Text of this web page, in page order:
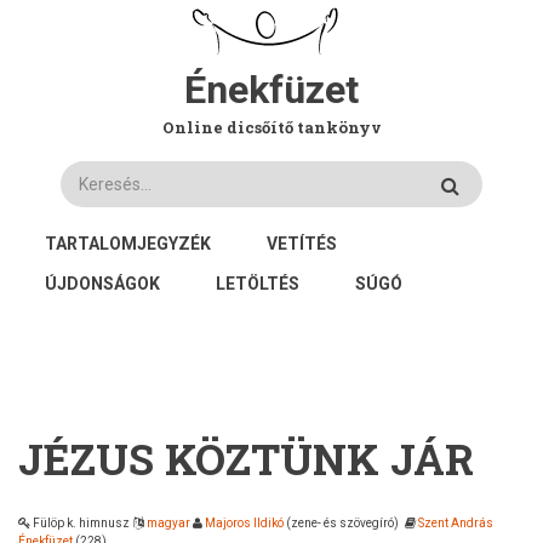
Énekfüzet
Online dicsőítő tankönyv
Keresés
FŐ
NAVIGÁCIÓ
TARTALOMJEGYZÉK VETÍTÉS
ÚJDONSÁGOK LETÖLTÉS SÚGÓ
JÉZUS KÖZTÜNK JÁR
Fülöp k. himnusz magyar Majoros Ildikó (zene- és szövegíró)
Szent András